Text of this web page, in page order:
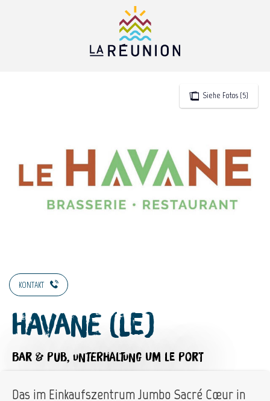
Siehe Fotos (5)
KONTAKT
Havane (Le)
BAR & PUB, UNTERHALTUNG UM LE PORT
Das im Einkaufszentrum Jumbo Sacré Cœur in